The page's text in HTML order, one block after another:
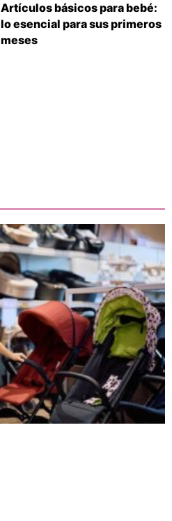
Artículos básicos para bebé:
lo esencial para sus primeros
meses